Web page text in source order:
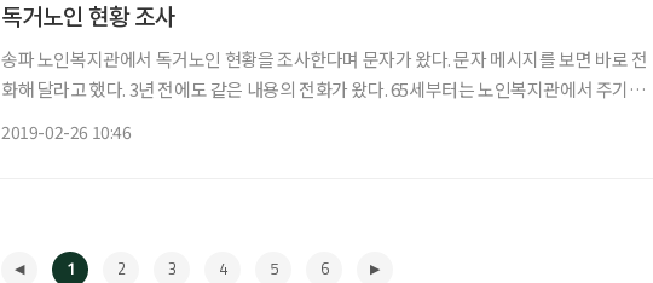
독거노인 현황 조사
송파 노인복지관에서 독거노인 현황을 조사한다며 문자가 왔다. 문자 메시지를 보면 바로 전
화해 달라고 했다. 3년 전에도 같은 내용의 전화가 왔다. 65세부터는 노인복지관에서 주기적
2019-02-26 10:46
1 2 3 4 5 6